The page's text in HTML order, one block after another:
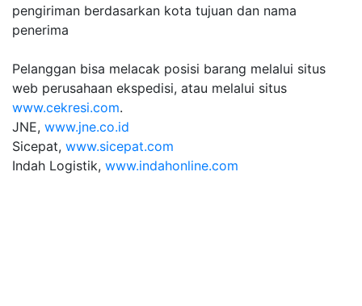
pengiriman berdasarkan kota tujuan dan nama
penerima
Pelanggan bisa melacak posisi barang melalui situs
web perusahaan ekspedisi, atau melalui situs
www.cekresi.com.
JNE, www.jne.co.id
Sicepat, www.sicepat.com
Indah Logistik, www.indahonline.com